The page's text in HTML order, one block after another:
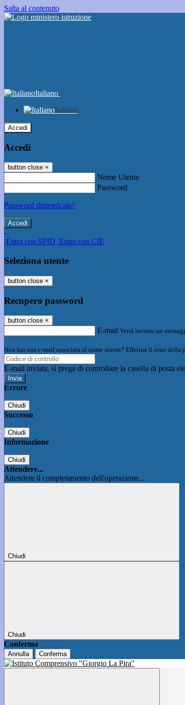
Salta al contenuto
Italiano
Italiano
Accedi
Accedi
button close ×
Nome Utente
Password
Password dimenticata?
-
Entra con SPID Entra con CIE
Seleziona utente
button close ×
Recupero password
button close ×
E-mail Verrà inviato un
Non hai una e-mail associata al nome utente? Effettua il reset della
E-mail inviata, si prega di controllare la casella di posta
Errore
Chiudi
Successo
Chiudi
Informazione
Chiudi
Attendere...
Attendere il completamento dell'operazione...
Chiudi
Chiudi
Conferma
Annulla Conferma